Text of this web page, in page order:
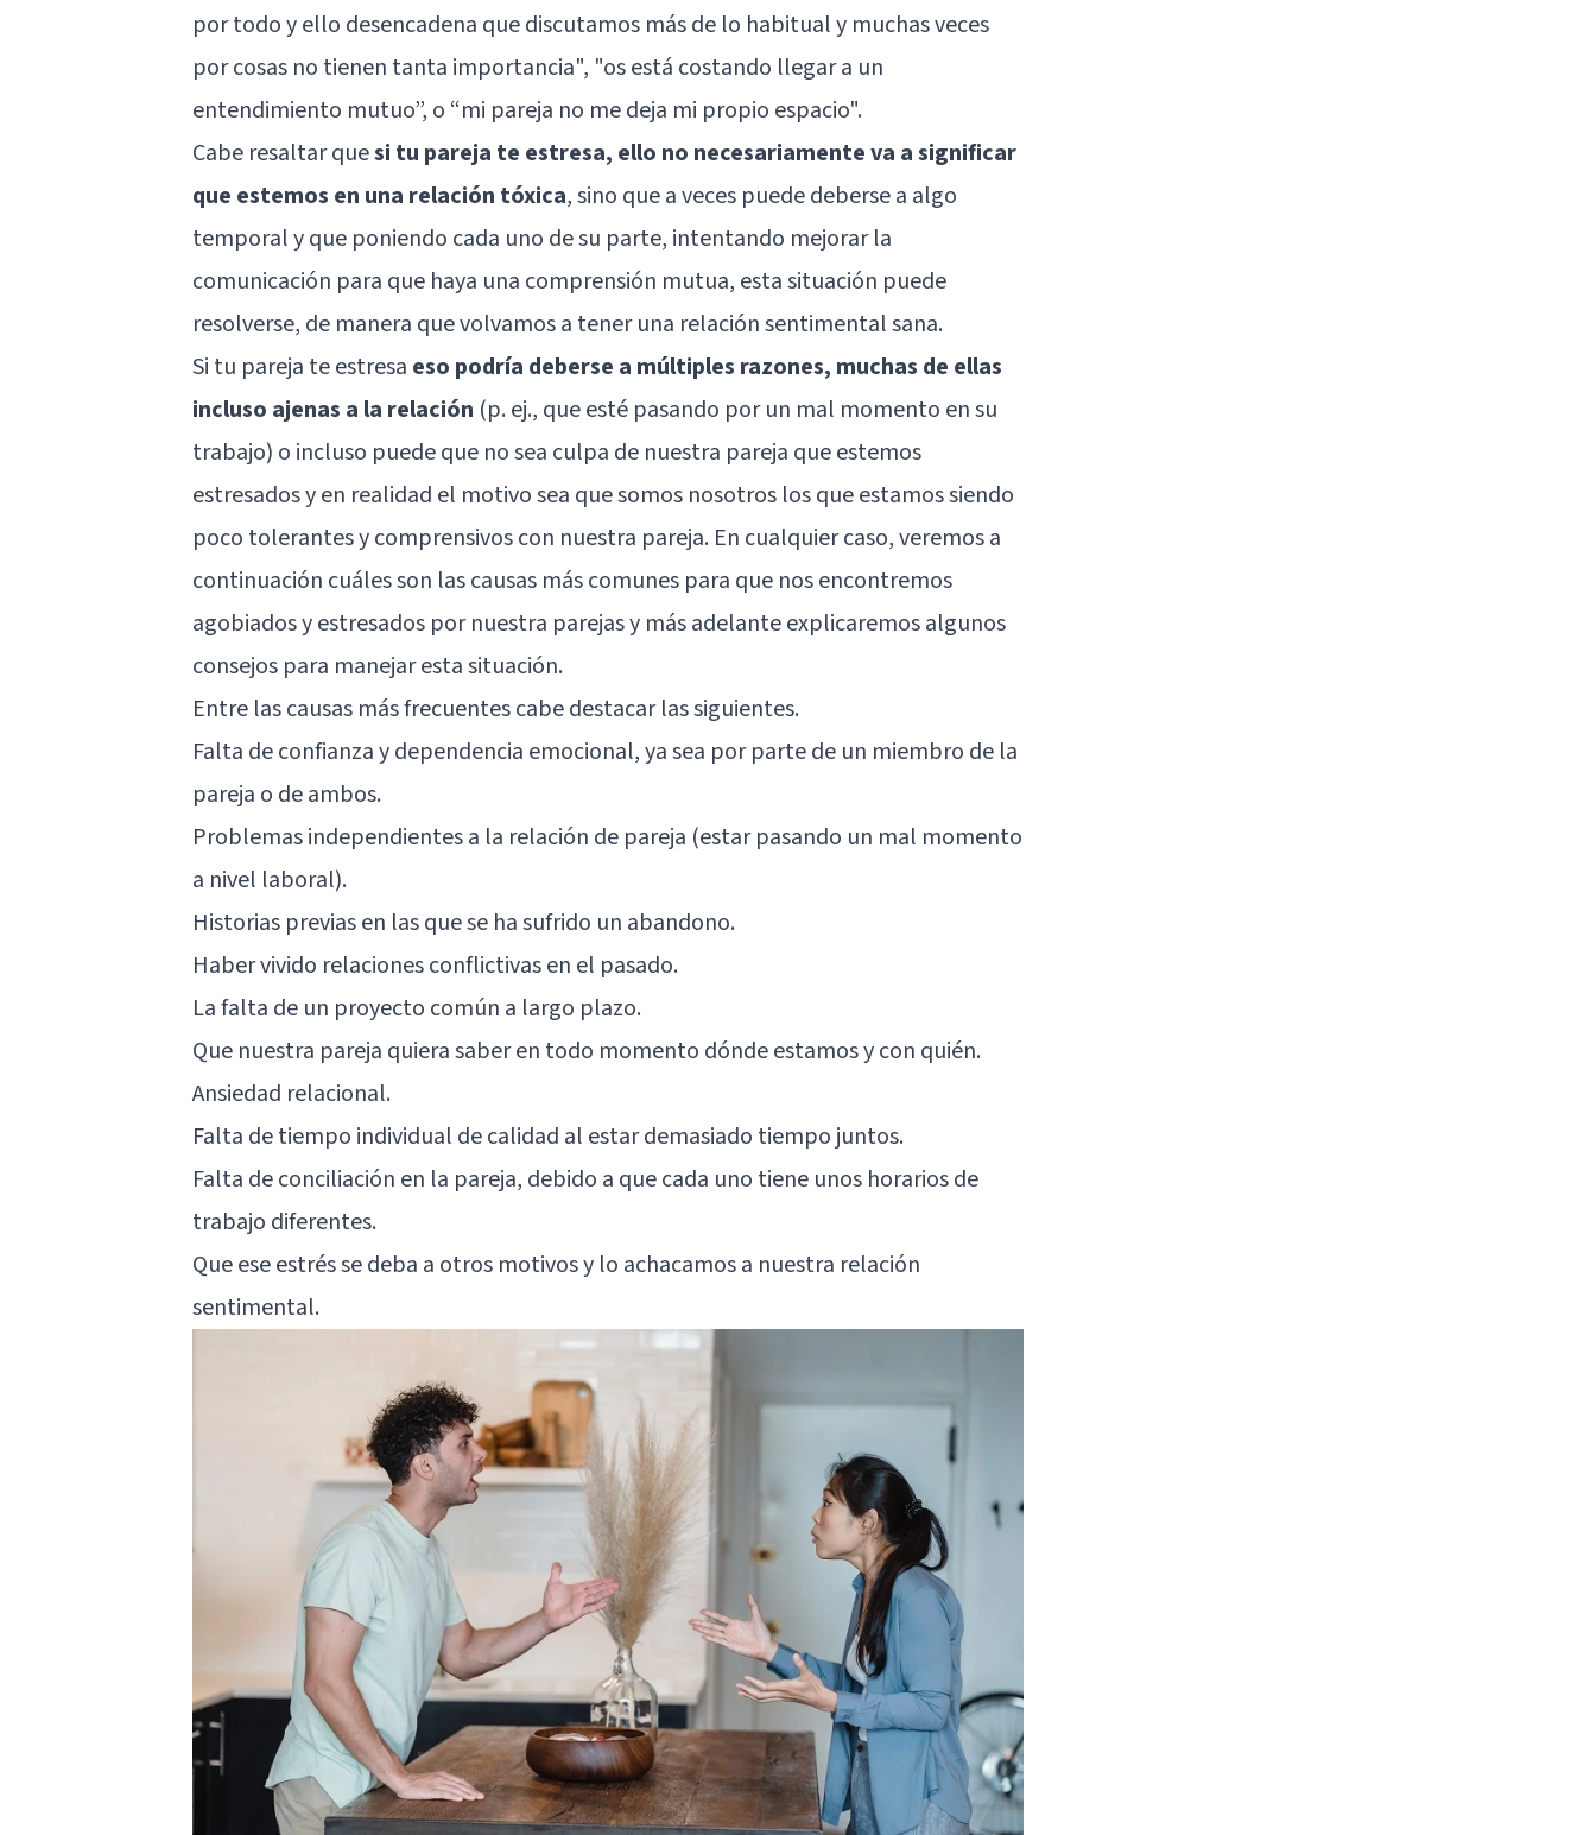
por todo y ello desencadena que discutamos más de lo habitual y muchas veces
por cosas no tienen tanta importancia", "os está costando llegar a un
entendimiento mutuo”, o “mi pareja no me deja mi propio espacio".
Cabe resaltar quesi tu pareja te estresa, ello no necesariamente va a significar
que estemos en una relación tóxica, sino que a veces puede deberse a algo
temporal y que poniendo cada uno de su parte, intentando mejorar la
comunicación para que haya una comprensión mutua, esta situación puede
resolverse, de manera que volvamos a tener una relación sentimental sana.
Si tu pareja te estresa eso podría deberse a múltiples razones, muchas de ellas
incluso ajenas a la relación (p. ej., que esté pasando por un mal momento en su
trabajo) o incluso puede que no sea culpa de nuestra pareja que estemos
estresados y en realidad el motivo sea que somos nosotros los que estamos siendo
poco tolerantes y comprensivos con nuestra pareja. En cualquier caso, veremos a
continuación cuáles son las causas más comunes para que nos encontremos
agobiados y estresados por nuestra parejas y más adelante explicaremos algunos
consejos para manejar esta situación.
Entre las causas más frecuentes cabe destacar las siguientes.
Falta de confianza y dependencia emocional, ya sea por parte de un miembro de la
pareja o de ambos.
Problemas independientes a la relación de pareja (estar pasando un mal momento
a nivel laboral).
Historias previas en las que se ha sufrido un abandono.
Haber vivido relaciones conflictivas en el pasado.
La falta de un proyecto común a largo plazo.
Que nuestra pareja quiera saber en todo momento dónde estamos y con quién.
Ansiedad relacional.
Falta de tiempo individual de calidad al estar demasiado tiempo juntos.
Falta de conciliación en la pareja, debido a que cada uno tiene unos horarios de
trabajo diferentes.
Que ese estrés se deba a otros motivos y lo achacamos a nuestra relación
sentimental.